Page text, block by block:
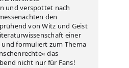
und verspottet nach
den
von Witz und Geist
einer
formuliert zum Thema
das
nicht nur für Fans!